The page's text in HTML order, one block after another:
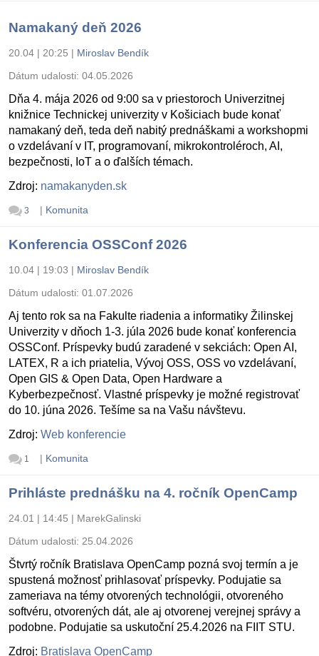
Namakaný deň 2026
20.04 | 20:25 | Miroslav Bendík
Dátum udalosti: 04.05.2026
Dňa 4. mája 2026 od 9:00 sa v priestoroch Univerzitnej
knižnice Technickej univerzity v Košiciach bude konať
namakaný deň, teda deň nabitý prednáškami a workshopmi
o vzdelávaní v IT, programovaní, mikrokontroléroch, AI,
bezpečnosti, IoT a o ďalších témach.
Zdroj: namakanyden.sk
3 | Komunita
Konferencia OSSConf 2026
10.04 | 19:03 | Miroslav Bendík
Dátum udalosti: 01.07.2026
Aj tento rok sa na Fakulte riadenia a informatiky Žilinskej
Univerzity v dňoch 1-3. júla 2026 bude konať konferencia
OSSConf. Príspevky budú zaradené v sekciách: Open AI,
LATEX, R a ich priatelia, Vývoj OSS, OSS vo vzdelávaní,
Open GIS & Open Data, Open Hardware a
Kyberbezpečnosť. Vlastné príspevky je možné registrovať
do 10. júna 2026. Tešíme sa na Vašu návštevu.
Zdroj: Web konferencie
1 | Komunita
Prihláste prednášku na 4. ročník OpenCamp
24.01 | 14:45 | MarekGalinski
Dátum udalosti: 25.04.2026
Štvrtý ročník Bratislava OpenCamp pozná svoj termín a je
spustená možnosť prihlasovať príspevky. Podujatie sa
zameriava na témy otvorených technológii, otvoreného
softvéru, otvorených dát, ale aj otvorenej verejnej správy a
podobne. Podujatie sa uskutoční 25.4.2026 na FIIT STU.
Zdroj: Bratislava OpenCamp